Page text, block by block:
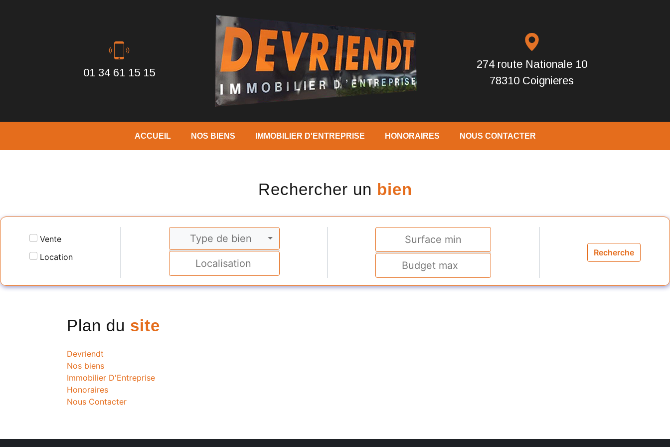
01 34 61 15 15
274 route Nationale 10
78310 Coignieres
ACCUEIL NOS BIENS IMMOBILIER D'ENTREPRISE HONORAIRES NOUS CONTACTER
Rechercher un bien
Vente
Location
Type de bien
Recherche
Plan du site
Devriendt
Nos biens
Immobilier D'Entreprise
Honoraires
Nous Contacter